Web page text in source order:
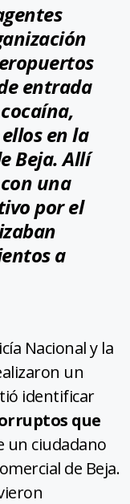
entrada
en la
Beja. Allí
una
por el
a
Nacional y la
un
identificar
que
un ciudadano
de Beja.